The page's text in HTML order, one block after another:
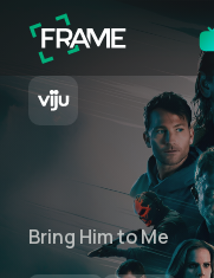
Bring Him to Me